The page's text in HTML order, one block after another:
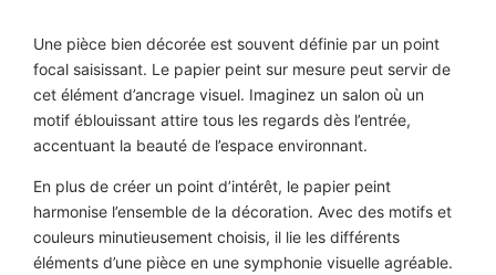
Une pièce bien décorée est souvent définie par un point
focal saisissant. Le papier peint sur mesure peut servir de
cet élément d’ancrage visuel. Imaginez un salon où un
motif éblouissant attire tous les regards dès l’entrée,
accentuant la beauté de l’espace environnant.
En plus de créer un point d’intérêt, le papier peint
harmonise l’ensemble de la décoration. Avec des motifs et
couleurs minutieusement choisis, il lie les différents
éléments d’une pièce en une symphonie visuelle agréable.